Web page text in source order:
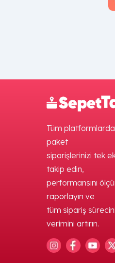
sadakat
tutarını nasıl
Hangi
İçerikler
Blogumuzda, bir
A'dan Z'ye tüm
dokunan zengin
yapısı
1. Sipariş
Bir restoranın
Tüm
paket
siparişlerinizi tek
takip edin,
performansını
raporlayın ve
tüm sipariş
verimini artırın.